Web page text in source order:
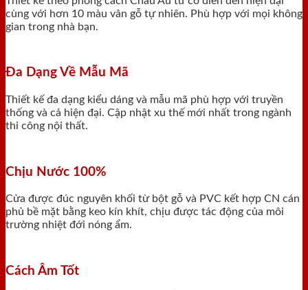
cùng với hơn 10 màu vân gỗ tự nhiên. Phù hợp với mọi không
gian trong nhà bạn.
Đa Dạng Về Mẫu Mã
Thiết kế đa dạng kiểu dáng và mẫu mã phù hợp với truyền
thống và cả hiện đại. Cập nhật xu thế mới nhất trong ngành
thi công nội thất.
Chịu Nước 100%
Cửa được đúc nguyên khối từ bột gỗ và PVC kết hợp CN cán
phủ bề mặt bằng keo kín khít, chịu được tác động của môi
trường nhiệt đới nóng ẩm.
Cách Âm Tốt